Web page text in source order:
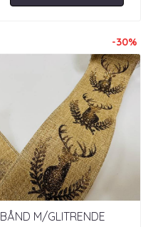
-30%
BÅND M/GLITRENDE